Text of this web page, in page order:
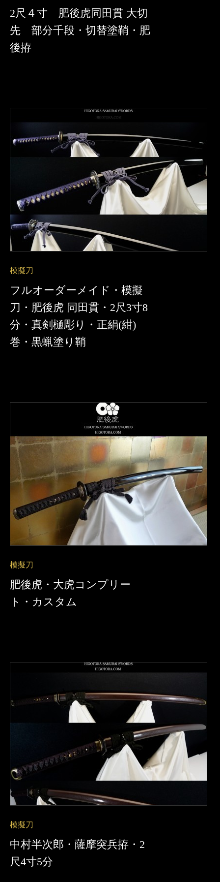
2尺４寸 肥後虎同田貫 大切
先 部分千段・切替塗鞘・肥
後拵
模擬刀
フルオーダーメイド・模擬
刀・肥後虎 同田貫・2尺3寸8
分・真剣樋彫り・正絹(紺)
巻・黒蝋塗り鞘
模擬刀
肥後虎・大虎コンプリー
ト・カスタム
模擬刀
中村半次郎・薩摩突兵拵・2
尺4寸5分